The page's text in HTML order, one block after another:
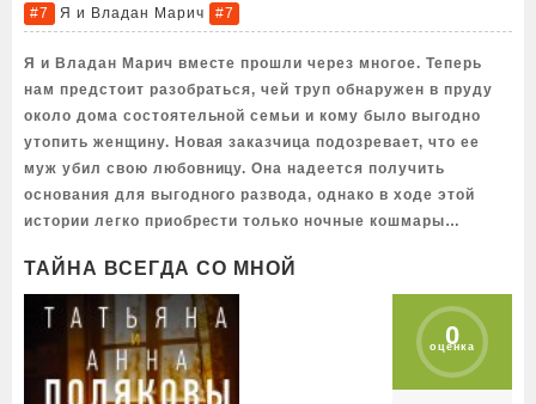
#7
Я и Владан Марич #7
Я и Владан Марич вместе прошли через многое. Теперь
нам предстоит разобраться, чей труп обнаружен в пруду
около дома состоятельной семьи и кому было выгодно
утопить женщину. Новая заказчица подозревает, что ее
муж убил свою любовницу. Она надеется получить
основания для выгодного развода, однако в ходе этой
истории легко приобрести только ночные кошмары…
ТАЙНА ВСЕГДА СО МНОЙ
0
оценка